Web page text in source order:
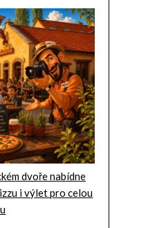
dvoře nabídne
i výlet pro celou